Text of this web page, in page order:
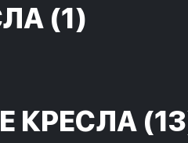
(1)
КРЕСЛА